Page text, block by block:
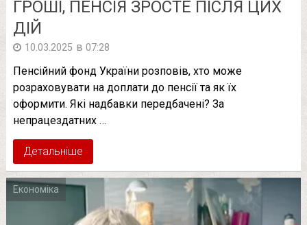
ГРОШІ, ПЕНСІЯ ЗРОСТЕ ПІСЛЯ ЦИХ
ДІЙ
10.03.2025 в 07:28
Пенсійний фонд України розповів, хто може
розраховувати на доплати до пенсії та як їх
оформити. Які надбавки передбачені? За
непрацездатних …
Детальніше
Економіка